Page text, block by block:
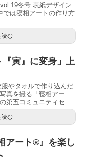
冬号 表紙デザイン
では寝相アートの作り方
読む
寅』に変身」上
やタオルで作り込んだ
真を撮る「寝相アー
第五コミュニティセ...
読む
アート®』を楽し